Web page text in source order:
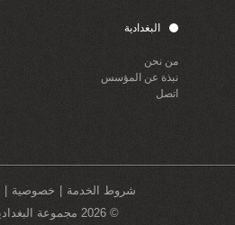
البغدادية
من نحن
نبذة عن المؤسس
اتصل
شروط الخدمة خصوصية
© 2026 مجموعة البغدادية الاعلامية